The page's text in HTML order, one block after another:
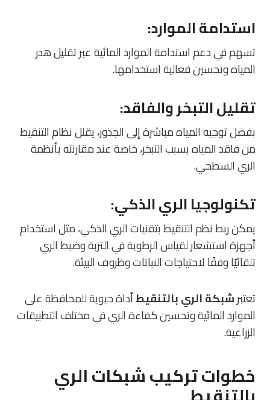
استدامة الموارد:
تسهم في دعم استدامة الموارد المائية عبر تقليل هدر
المياه وتحسين فعالية استخدامها.
تقليل التبخر والفاقد:
بفضل توجيه المياه مباشرة إلى الجذور، يقلل نظام التنقيط
من فاقد المياه بسبب التبخر، خاصة عند مقارنته بأنظمة
الري السطحي.
تكنولوجيا الري الذكي:
يمكن ربط نظم التنقيط بتقنيات الري الذكي، مثل استخدام
أجهزة استشعار لقياس الرطوبة في التربة وضبط الري
تلقائيًا وفقًا لاحتياجات النباتات وظروف البيئة.
تعتبرشبكة الري بالتنقيطأداة حيوية للمحافظة على
الموارد المائية وتحسين كفاءة الري في مختلف التطبيقات
الزراعية.
خطوات تركيب شبكات الري